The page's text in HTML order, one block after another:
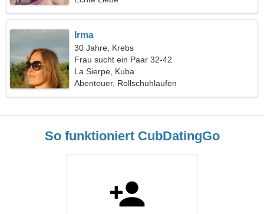
Irma
30 Jahre, Krebs
Frau sucht ein Paar 32-42
La Sierpe, Kuba
Abenteuer, Rollschuhlaufen
So funktioniert CubDatingGo